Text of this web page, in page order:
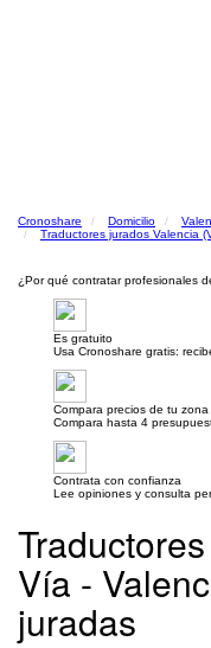
Cronoshare Domicilio
Traductores jurados Valencia
¿Por qué contratar profesionales
Es gratuito
Usa Cronoshare gratis:
Compara precios de tu zona
Compara hasta 4
Contrata con confianza
Lee opiniones y consulta
Vía -
juradas